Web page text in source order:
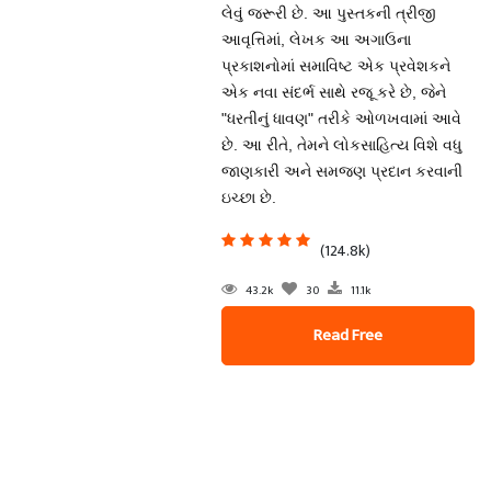
લેવું જરૂરી છે. આ પુસ્તકની ત્રીજી
આવૃત્તિમાં, લેખક આ અગાઉના
પ્રકાશનોમાં સમાવિષ્ટ એક પ્રવેશકને
એક નવા સંદર્ભ સાથે રજૂ કરે છે, જેને
"ધરતીનું ધાવણ" તરીકે ઓળખવામાં આવે
છે. આ રીતે, તેમને લોકસાહિત્ય વિશે વધુ
જાણકારી અને સમજણ પ્રદાન કરવાની
ઇચ્છા છે.
(124.8k)
43.2k 30 11.1k
Read Free